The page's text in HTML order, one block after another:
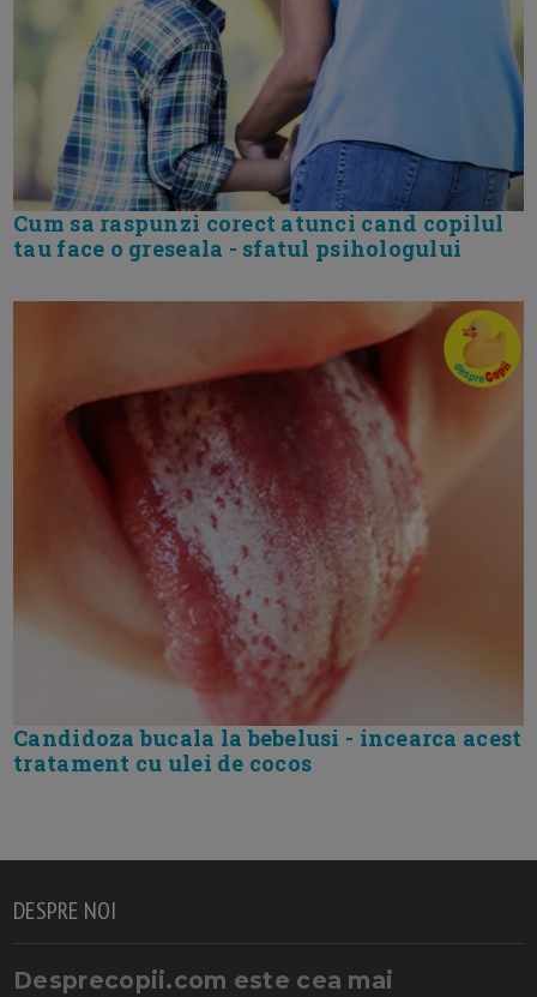
Cum sa raspunzi corect atunci cand copilul
tau face o greseala - sfatul psihologului
Candidoza bucala la bebelusi - incearca acest
tratament cu ulei de cocos
DESPRE NOI
Desprecopii.com este cea mai